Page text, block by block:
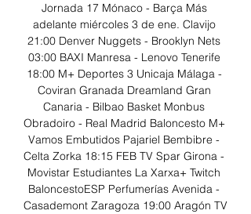
Jornada 17 Mónaco - Barça Más
adelante miércoles 3 de ene. Clavijo
21:00 Denver Nuggets - Brooklyn Nets
03:00 BAXI Manresa - Lenovo Tenerife
18:00 M+ Deportes 3 Unicaja Málaga -
Coviran Granada Dreamland Gran
Canaria - Bilbao Basket Monbus
Obradoiro - Real Madrid Baloncesto M+
Vamos Embutidos Pajariel Bembibre -
Celta Zorka 18:15 FEB TV Spar Girona -
Movistar Estudiantes La Xarxa+ Twitch
BaloncestoESP Perfumerías Avenida -
Casademont Zaragoza 19:00 Aragón TV